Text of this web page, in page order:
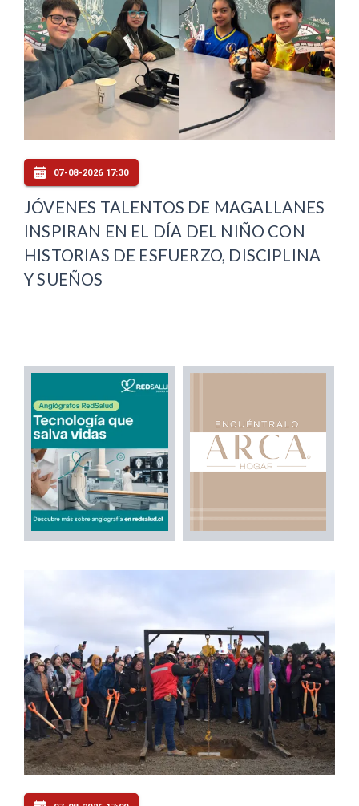
07-08-2026 17:30
JÓVENES TALENTOS DE MAGALLANES
INSPIRAN EN EL DÍA DEL NIÑO CON
HISTORIAS DE ESFUERZO, DISCIPLINA
Y SUEÑOS